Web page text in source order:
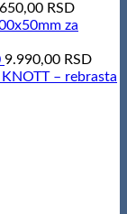
RSD
9.990,00 RSD
KNOTT – rebrasta